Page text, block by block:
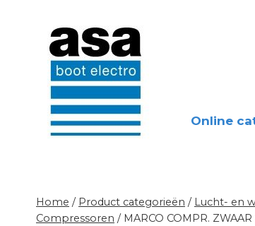
Online
Home / Product categorieën / Lucht- en
Compressoren / MARCO COMPR. ZWAAR